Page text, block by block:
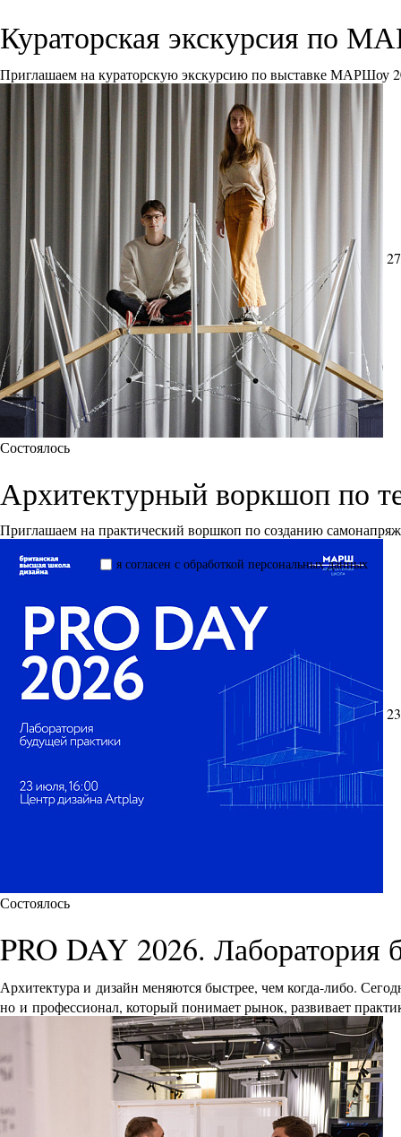
я согласен с обработкой персональных данных
Кураторская экскурсия по
Приглашаем на кураторскую экскурсию по выставке МАРШоу
Состоялось
Архитектурный воркшоп по
Приглашаем на практический воршкоп по созданию
Состоялось
PRO DAY 2026. Лаборатория
Архитектура и дизайн меняются быстрее, чем когда-либо.
но и профессионал, который понимает рынок, развивает